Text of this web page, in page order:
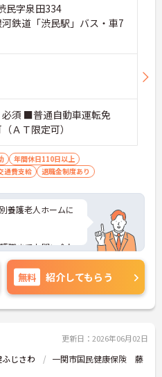
民字泉田334
鉄道「渋民駅」バス・車7
須 ■普通自動車運転免
ＡＴ限定可）
年間休日110日以上
通費支給 退職金制度あり
養護老人ホームに
職までお問い合わ
無料 紹介してもらう
更新日：2026年06月02日
じさわ
一関市国民健康保険 藤